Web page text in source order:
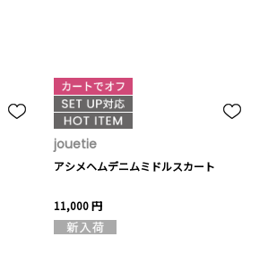
jouetie
アシメヘムデニムミドルスカート
11,000 円